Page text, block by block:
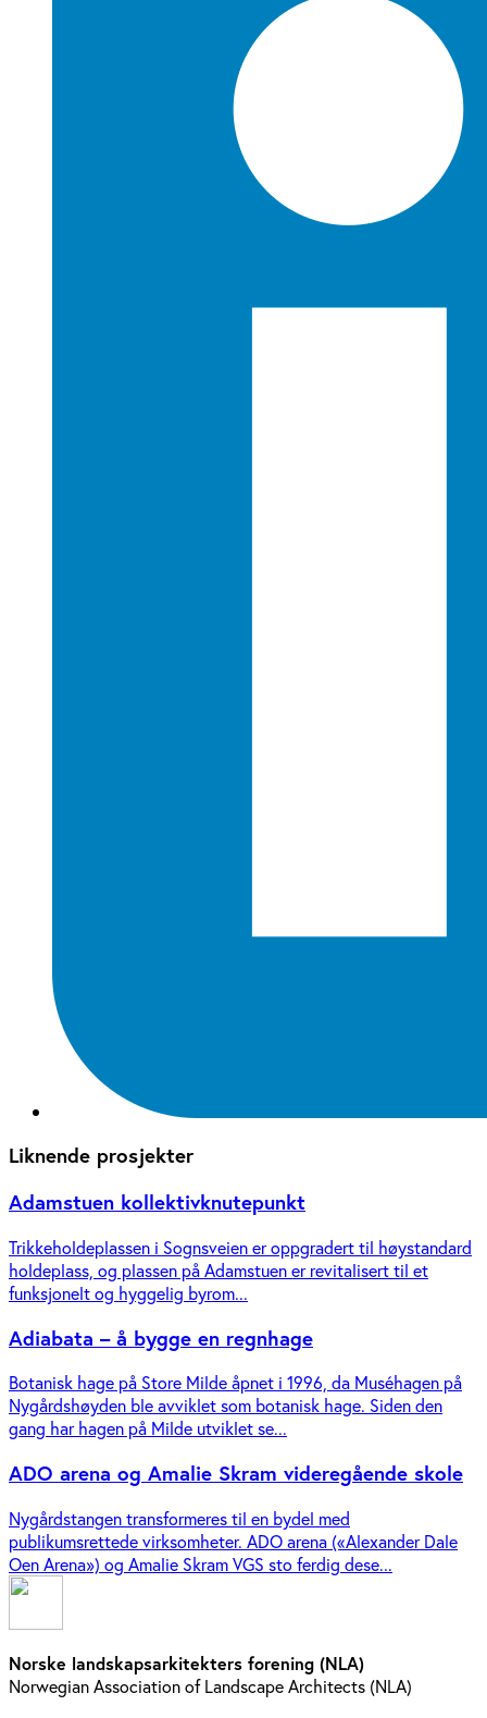
Liknende prosjekter
Adamstuen kollektivknutepunkt
Trikkeholdeplassen i Sognsveien er oppgradert til høystandard
holdeplass, og plassen på Adamstuen er revitalisert til et
funksjonelt og hyggelig byrom...
Adiabata – å bygge en regnhage
Botanisk hage på Store Milde åpnet i 1996, da Muséhagen på
Nygårdshøyden ble avviklet som botanisk hage. Siden den
gang har hagen på Milde utviklet se...
ADO arena og Amalie Skram videregående skole
Nygårdstangen transformeres til en bydel med
publikumsrettede virksomheter. ADO arena («Alexander Dale
Oen Arena») og Amalie Skram VGS sto ferdig dese...
Norske landskapsarkitekters forening (NLA)
Norwegian Association of Landscape Architects (NLA)